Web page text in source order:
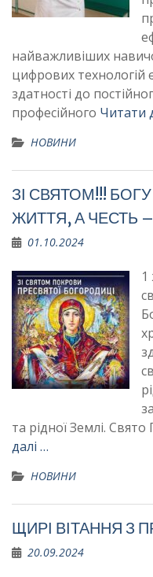
найважливіших
цифрових технологій
здатності до
професійного Читати
НОВИНИ
ЗІ СВЯТОМ!!!
ЖИТТЯ, А ЧЕСТЬ
01.10.2024
1
та рідної Землі.
далі …
НОВИНИ
ЩИРІ ВІТАННЯ З
20.09.2024